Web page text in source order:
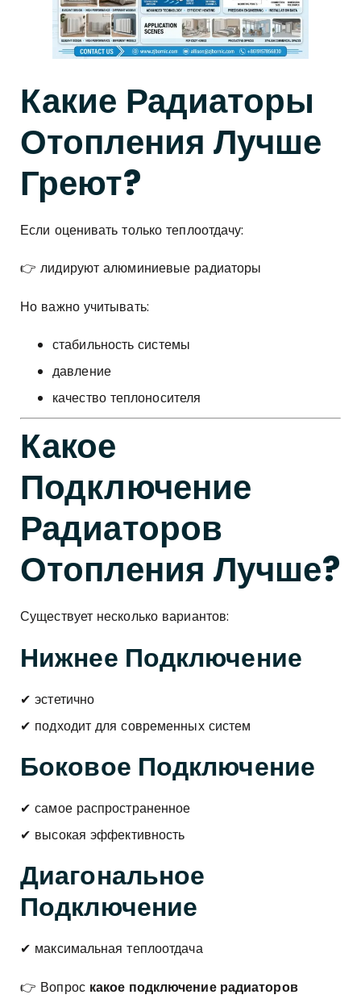
Какие Радиаторы
Отопления Лучше
Греют?
Если оценивать только теплоотдачу:
👉 лидируют алюминиевые радиаторы
Но важно учитывать:
стабильность системы
давление
качество теплоносителя
Какое
Подключение
Радиаторов
Отопления Лучше?
Существует несколько вариантов:
Нижнее Подключение
✔ эстетично
✔ подходит для современных систем
Боковое Подключение
✔ самое распространенное
✔ высокая эффективность
Диагональное
Подключение
✔ максимальная теплоотдача
👉 Вопрос какое подключение радиаторов